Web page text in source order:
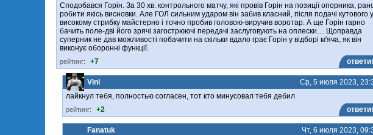
Сподобався Горін. За 30 хв. контрольного матчу, які провів Горін на позиції опорника,
робити якісь висновки. Але ГОЛ сильним ударом він забив класний, після подачі кутового у
високому стрибку майстерно і точно пробив головою-виручив воротар. А ще Горін гарно
бачить поле-дві його зрячі загострюючі передачі заслуговують на оплески… Щоправда
суперник не дав можливості побачити на скільки вдало грає Горін у відборі м'яча, як він
виконує оборонні функції.
рейтинг: +7
Vini
Ср, 5 июля 2023,
лайкнул тебя, полностью согласен, тот кто минусовал тебя дебил
рейтинг: +2
Fanatuk
Чт, 6 июля 2023,